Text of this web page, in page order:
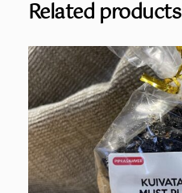
Related products